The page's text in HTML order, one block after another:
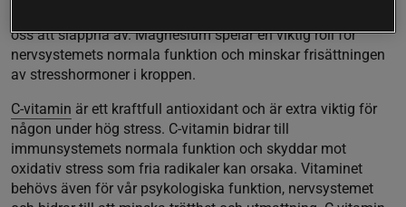
oss att slappna av. Magnesium spelar en viktig roll för
nervsystemets normala funktion och minskar frisättningen
av stresshormoner i kroppen.
C-vitamin är ett kraftfull antioxidant och är extra viktig för
någon under hög stress. C-vitamin bidrar till
immunsystemets normala funktion och skyddar mot
oxidativ stress som fria radikaler kan orsaka. Vitaminet
behövs även för vår psykologiska funktion, nervsystemet